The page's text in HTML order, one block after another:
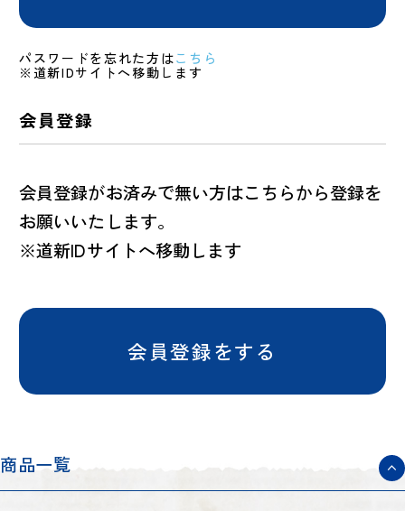
パスワードを忘れた方はこちら
※道新IDサイトへ移動します
会員登録
会員登録がお済みで無い方はこちらから登録を
お願いいたします。
※道新IDサイトへ移動します
会員登録をする
商品一覧